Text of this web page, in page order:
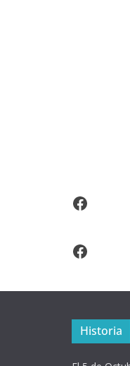
Video Arroz
Historia